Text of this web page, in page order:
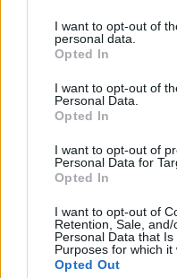
not limited to your visit or
grant or deny consent to
use your data for below
consent section.
I want to opt-out of
personal data.
Opted In
I want to opt-out of
Personal Data.
Opted In
I want to opt-out of
Personal Data for
Opted In
I want to opt-out of
Retention, Sale,
Personal Data that
Purposes for which it
Opted Out
törvényi előírásnak,
június 11-én írtam a
felülvizsgálatért,
válaszoljanak, hiszen
kaptam válasz arra,
felel meg ez a
fehéren, hogy mi kell
ügyvezető-igazgatói
ügyvezető-